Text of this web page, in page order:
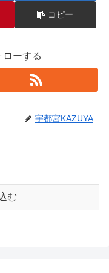
コピー
ーする
宇都宮KAZUYA
む